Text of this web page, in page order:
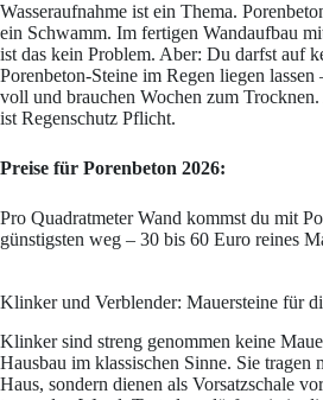
Wasseraufnahme ist ein Thema.
ein Schwamm. Im fertigen Wandaufbau
ist das kein Problem. Aber: Du darfst auf
Porenbeton-Steine im Regen liegen lassen
voll und brauchen Wochen zum
ist Regenschutz Pflicht.
Preise für Porenbeton 2026:
Pro Quadratmeter Wand kommst du mit
günstigsten weg – 30 bis 60 Euro reines
Klinker und Verblender: Mauersteine für
Klinker sind streng genommen keine
Hausbau im klassischen Sinne. Sie tragen
Haus, sondern dienen als Vorsatzschale